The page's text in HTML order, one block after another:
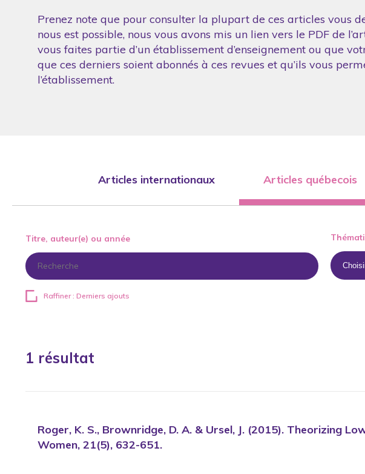
Prenez note que pour consulter la plupart de ces articles vous
nous est possible, nous vous avons mis un lien vers le PDF de
vous faites partie d’un établissement d’enseignement ou que
que ces derniers soient abonnés à ces revues et qu’ils vous
l’établissement.
Articles internationaux Articles québecois
Titre, auteur(e) ou année
Raffiner : Derniers ajouts
1 résultat
Roger, K. S., Brownridge, D. A. & Ursel, J. (2015). Theorizing
Women, 21(5), 632-651.